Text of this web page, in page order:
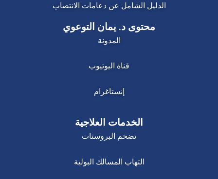
الدليل الشامل عن دعامات الانتصاب
محتوى د. يمان التوعوي
المدونة
قناة اليوتيوب
إنستاغرام
الخدمات العلاجية
تضخم البروستات
التهاب المسالك البولية